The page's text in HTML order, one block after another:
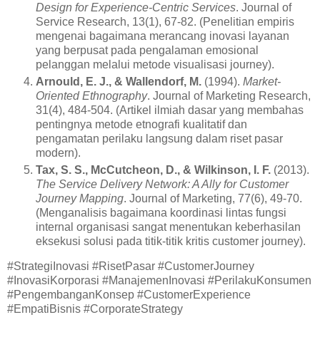
Design for Experience-Centric Services. Journal of
Service Research, 13(1), 67-82. (Penelitian empiris
mengenai bagaimana merancang inovasi layanan
yang berpusat pada pengalaman emosional
pelanggan melalui metode visualisasi journey).
Arnould, E. J., & Wallendorf, M. (1994). Market-
Oriented Ethnography. Journal of Marketing Research,
31(4), 484-504. (Artikel ilmiah dasar yang membahas
pentingnya metode etnografi kualitatif dan
pengamatan perilaku langsung dalam riset pasar
modern).
Tax, S. S., McCutcheon, D., & Wilkinson, I. F. (2013).
The Service Delivery Network: A Ally for Customer
Journey Mapping. Journal of Marketing, 77(6), 49-70.
(Menganalisis bagaimana koordinasi lintas fungsi
internal organisasi sangat menentukan keberhasilan
eksekusi solusi pada titik-titik kritis customer journey).
#StrategiInovasi #RisetPasar #CustomerJourney
#InovasiKorporasi #ManajemenInovasi #PerilakuKonsumen
#PengembanganKonsep #CustomerExperience
#EmpatiBisnis #CorporateStrategy